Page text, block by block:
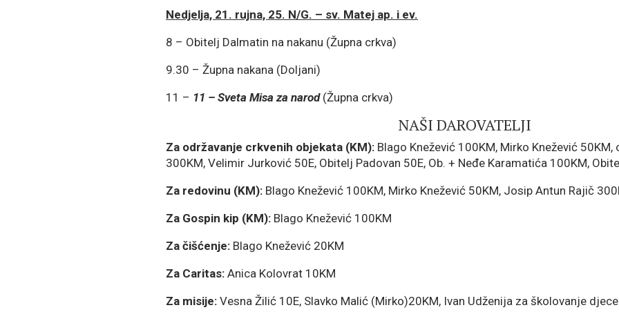
Nedjelja, 21. rujna, 25. N/G. – sv. Matej ap. i ev.
8 – Obitelj Dalmatin na nakanu (Župna crkva)
9.30 – Župna nakana (Doljani)
11 – 11 – Sveta Misa za narod (Župna crkva)
NAŠI DAROVATELJI
Za održavanje crkvenih objekata (KM): Blago Knežević 100KM, Mirko Knežević
300KM, Velimir Jurković 50E, Obitelj Padovan 50E, Ob. + Neđe Karamatića 100KM,
Za redovinu (KM): Blago Knežević 100KM, Mirko Knežević 50KM, Josip Antun Rajič
Za Gospin kip (KM): Blago Knežević 100KM
Za čišćenje: Blago Knežević 20KM
Za Caritas: Anica Kolovrat 10KM
Za misije: Vesna Žilić 10E, Slavko Malić (Mirko)20KM, Ivan Udženija za školovanje